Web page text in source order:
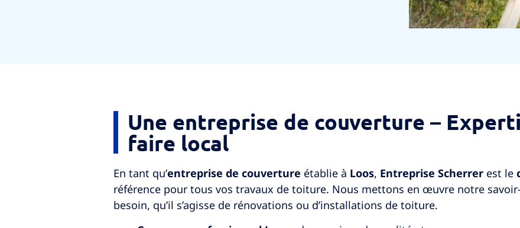
Une entreprise de couverture –
faire local
En tant qu’entreprise de couverture établie à Loos, Entreprise Scherrer est le
référence pour tous vos travaux de toiture. Nous mettons en œuvre notre
besoin, qu’il s’agisse de rénovations ou d’installations de toiture.